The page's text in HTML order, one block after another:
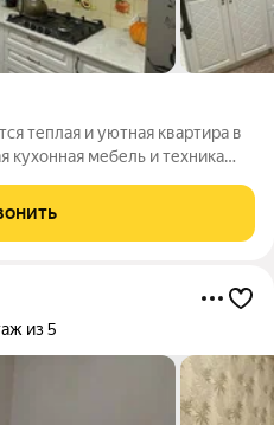
теплая и уютная квартира в
кухонная мебель и техника
В квартире остается вся
из 5